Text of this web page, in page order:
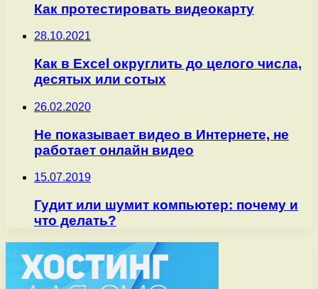
Как протестировать видеокарту
28.10.2021
Как в Excel округлить до целого числа,
десятых или сотых
26.02.2020
Не показывает видео в Интернете, не
работает онлайн видео
15.07.2019
Гудит или шумит компьютер: почему и
что делать?